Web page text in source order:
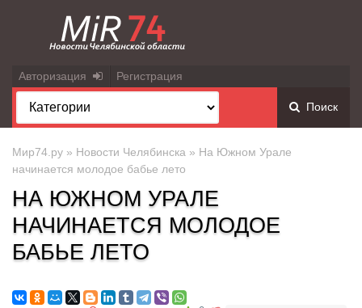
Авторизация Регистрация
Поиск
Мир74.ру » Новости Челябинска » На Южном Урале
начинается молодое бабье лето
НА ЮЖНОМ УРАЛЕ
НАЧИНАЕТСЯ МОЛОДОЕ
БАБЬЕ ЛЕТО